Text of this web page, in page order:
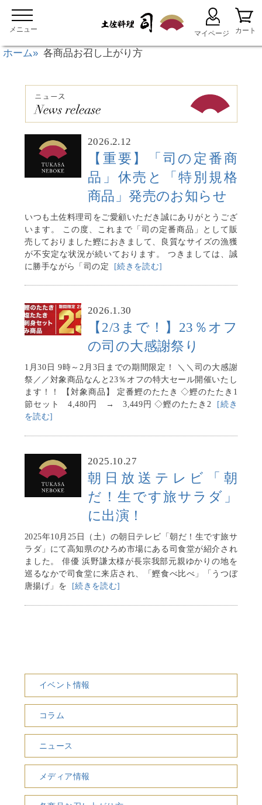
ホーム 各商品お召し上がり方
2026.2.12
【重要】「司の定番商
品」休売と「特別規格
商品」発売のお知らせ
いつも土佐料理司をご愛顧いただき誠にありがとうござ
います。 この度、これまで「司の定番商品」として販
売しておりました鰹におきまして、良質なサイズの漁獲
が不安定な状況が続いております。 つきましては、誠
に勝手ながら「司の定 [続きを読む]
2026.1.30
【2/3まで！】23％オフ
の司の大感謝祭り
1月30日 9時～2月3日までの期間限定！ ＼＼司の大感謝
祭／／対象商品なんと23％オフの特大セール開催いたし
ます！！ 【対象商品】 定番鰹のたたき ◇鰹のたたき1
節セット 4,480円 → 3,449円 ◇鰹のたたき2 [続き
を読む]
2025.10.27
朝日放送テレビ「朝
だ！生です旅サラダ」
に出演！
2025年10月25日（土）の朝日テレビ「朝だ！生です旅サ
ラダ」にて高知県のひろめ市場にある司食堂が紹介され
ました。 俳優 浜野謙太様が長宗我部元親ゆかりの地を
巡るなかで司食堂に来店され、「鰹食べ比べ」「うつぼ
唐揚げ」を [続きを読む]
イベント情報
コラム
ニュース
メディア情報